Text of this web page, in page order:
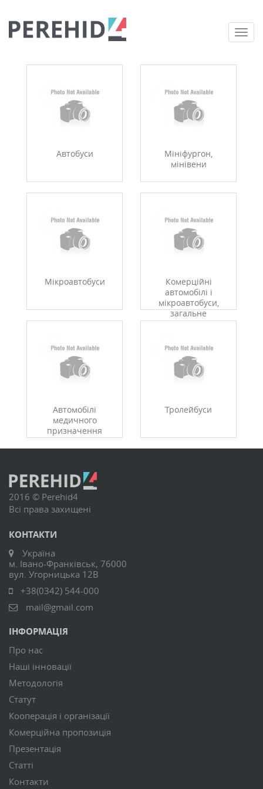
Автобуси
Мініфургон,
мінівени
Мікроавтобуси
Комерційні
автомобілі і
мікроавтобуси,
загальне
Автомобілі
медичного
призначення
Тролейбуси
2016 © Perehid4
Всі права захищені
КОНТАКТИ
Україна
м. Івано-Франківськ, 76000
вул. Угорницька 12В
+38(0342) 544-000
mail@gmail.com
ІНФОРМАЦІЯ
Про нас
Наші інновації
Методологія
Статут
Кооперація і організації
Комерційна пропозиція
Презентація
Статті
Контакти